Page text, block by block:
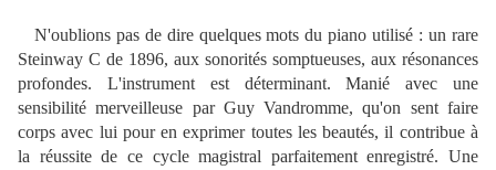
N'oublions pas de dire quelques mots du piano utilisé : un rare
Steinway C de 1896, aux sonorités somptueuses, aux résonances
profondes. L'instrument est déterminant. Manié avec une
sensibilité merveilleuse par Guy Vandromme, qu'on sent faire
corps avec lui pour en exprimer toutes les beautés, il contribue à
la réussite de ce cycle magistral parfaitement enregistré. Une